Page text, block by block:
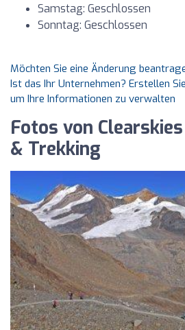
Samstag: Geschlossen
Sonntag: Geschlossen
Möchten Sie eine Änderung
Ist das Ihr Unternehmen? Erstellen
um Ihre Informationen zu verwalten
Fotos von
& Trekking